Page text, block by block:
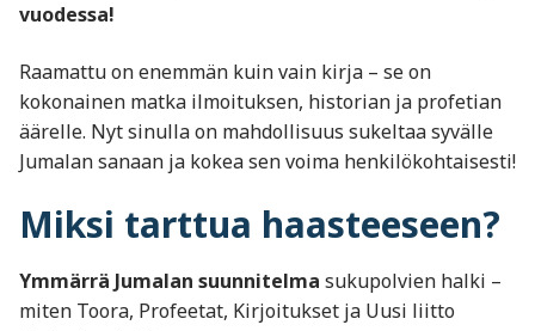
vuodessa!
Raamattu on enemmän kuin vain kirja – se on
kokonainen matka ilmoituksen, historian ja profetian
äärelle. Nyt sinulla on mahdollisuus sukeltaa syvälle
Jumalan sanaan ja kokea sen voima henkilökohtaisesti!
Miksi tarttua haasteeseen?
Ymmärrä Jumalan suunnitelma sukupolvien halki –
miten Toora, Profeetat, Kirjoitukset ja Uusi liitto